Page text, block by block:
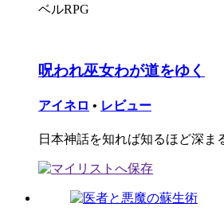
ベルRPG
呪われ巫女わが道をゆく
アイネロ • レビュー
日本神話を知れば知るほど深ま